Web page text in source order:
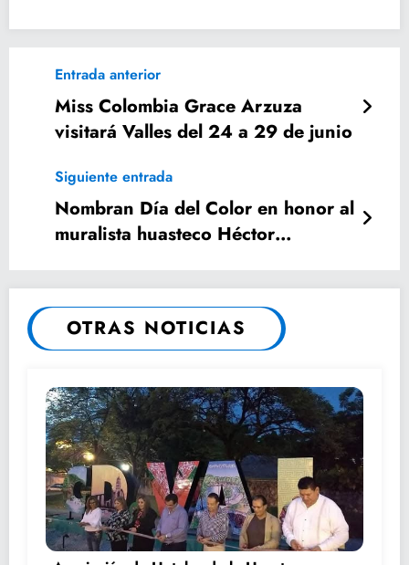
Entrada anterior
Miss Colombia Grace Arzuza
visitará Valles del 24 a 29 de junio
Siguiente entrada
Nombran Día del Color en honor al
muralista huasteco Héctor
OTRAS NOTICIAS